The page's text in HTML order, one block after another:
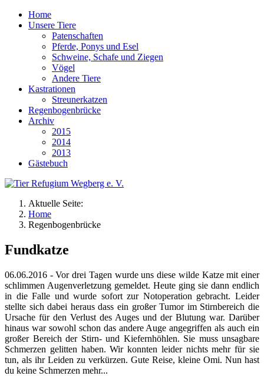
Home
Unsere Tiere
Patenschaften
Pferde, Ponys und Esel
Schweine, Schafe und Ziegen
Vögel
Andere Tiere
Kastrationen
Streunerkatzen
Regenbogenbrücke
Archiv
2015
2014
2013
Gästebuch
Aktuelle Seite:
Home
Regenbogenbrücke
Fundkatze
06.06.2016 - Vor drei Tagen wurde uns diese wilde Katze mit einer
schlimmen Augenverletzung gemeldet. Heute ging sie dann endlich
in die Falle und wurde sofort zur Notoperation gebracht. Leider
stellte sich dabei herausdass ein großer Tumor im Stirnbereich die
Ursache für den Verlust des Auges und der Blutung war. Darüber
hinaus war sowohl schon das andere Auge angegriffen als auch ein
großer Bereich der Stirn- und Kiefernhöhlen. Sie muss unsagbare
Schmerzen gelitten haben. Wir konnten leider nichts mehr für sie
tun, als ihr Leiden zu verkürzen. Gute Reise, kleine Omi. Nun hast
du keine Schmerzen mehr...